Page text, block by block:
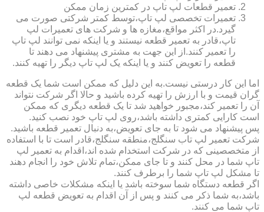
تعمیر قطعات لپ تاپ در کمترین زمان ممکن
تعمیرات تخصصی لپ تاپ،توسط کمتر شرکتی صورت می
گیرد.در اکثر مواقع،مغازه ها و شرکت های تعمیرات لپ
تاپ،قادر به تعمیر قطعه نیستند و یا اینکه نمی توانند لپ تاپ
را تعمیر کنند.از این جهت به مشتری پیشنهاد می دهند تا
قطعه را تعویض کنند و یا اینکه یک لپ تاپ دیگر را تهیه کنند.
اما این کار درستی نیست.به این دلیل که ممکن است شما یک قطعه
گران قیمت و با ارزش را تهیه کرده باشید و حالا اگر شرکت نتواند
آن را تعمیر کند،مجبور خواهید شد تا یک قطعه دیگری که ممکن
است کارایی کمتری داشته باشد،روی لپ تاپ خود نصب کنید.
پس پیشنهاد می شود تا به جای تعویض،به دنبال تعمیر قطعه باشید.
شرکت تعمیر لپ تاب سنگلج،منطقه سنگلج،قادر است تا با استفاده
از متخصصینی که در شرکت استخدام شده اند،اقدام به تعمیر لپ
تاپ شما در محل کنند و تا جای ممکن،تمام تلاش خود را انجام دهند
تا مشکل لپ تاپ شما را برطرف کنند.
اگر قطعه دستگاه شما سوخته باشد یا اینکه مشکلات خاصی داشته
باشد،به شما ذکر می کنند و پس از آن اقدام به تعویض قطعه لپ
تاپ شما می کنند.